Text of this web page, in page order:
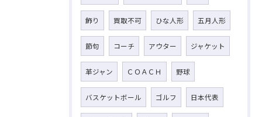
飾り 買取不可 ひな人形 五月人形
節句 コーチ アウター ジャケット
革ジャン ＣＯＡＣＨ 野球
バスケットボール ゴルフ 日本代表